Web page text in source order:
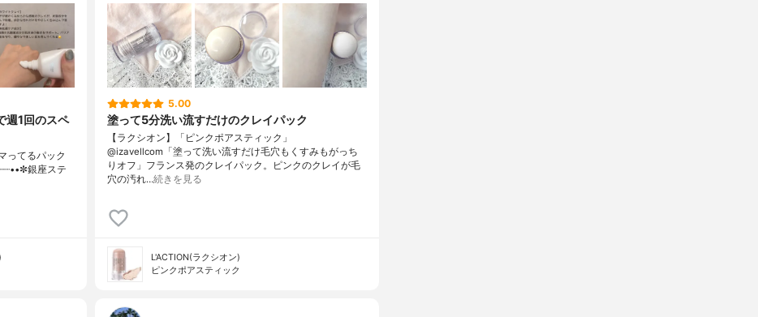
週1回のスペ
ってるパック
銀座ステ
5.00
塗って5分洗い流すだけのクレイパック
【ラクシオン】「ピンクポアスティック」
@izavellcom「塗って洗い流すだけ毛穴もくすみもがっち
りオフ」フランス発のクレイパック。ピンクのクレイが毛
穴の汚れ…続きを見る
L'ACTION(ラクシオン)
ピンクポアスティック